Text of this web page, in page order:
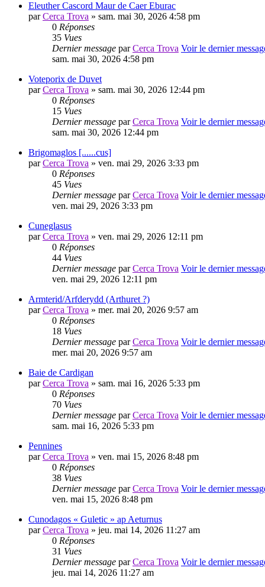
Eleuther Cascord Maur de Caer Eburac
parCerca Trova » sam. mai 30, 2026 4:58 pm
0 Réponses
35 Vues
Dernier message parCerca Trova Voir le dernier
sam. mai 30, 2026 4:58 pm
Voteporix de Duvet
parCerca Trova » sam. mai 30, 2026 12:44 pm
0 Réponses
15 Vues
Dernier message parCerca Trova Voir le dernier
sam. mai 30, 2026 12:44 pm
Brigomaglos [......cus]
parCerca Trova » ven. mai 29, 2026 3:33 pm
0 Réponses
45 Vues
Dernier message parCerca Trova Voir le dernier
ven. mai 29, 2026 3:33 pm
Cuneglasus
parCerca Trova » ven. mai 29, 2026 12:11 pm
0 Réponses
44 Vues
Dernier message parCerca Trova Voir le dernier
ven. mai 29, 2026 12:11 pm
Armterid/Arfderydd (Arthuret ?)
parCerca Trova » mer. mai 20, 2026 9:57 am
0 Réponses
18 Vues
Dernier message parCerca Trova Voir le dernier
mer. mai 20, 2026 9:57 am
Baie de Cardigan
parCerca Trova » sam. mai 16, 2026 5:33 pm
0 Réponses
70 Vues
Dernier message parCerca Trova Voir le dernier
sam. mai 16, 2026 5:33 pm
Pennines
parCerca Trova » ven. mai 15, 2026 8:48 pm
0 Réponses
38 Vues
Dernier message parCerca Trova Voir le dernier
ven. mai 15, 2026 8:48 pm
Cunodagos « Guletic » ap Aeturnus
parCerca Trova » jeu. mai 14, 2026 11:27 am
0 Réponses
31 Vues
Dernier message parCerca Trova Voir le dernier
jeu. mai 14, 2026 11:27 am